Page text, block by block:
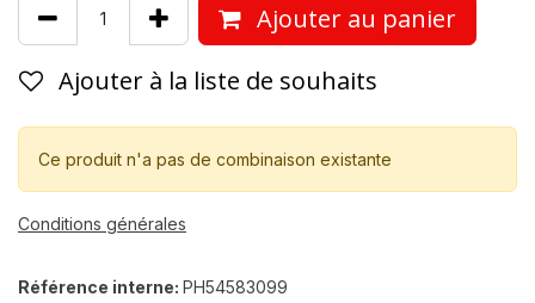
Ajouter au panier
Ajouter à la liste de souhaits
Ce produit n'a pas de combinaison existante
Conditions générales
Référence interne: PH54583099